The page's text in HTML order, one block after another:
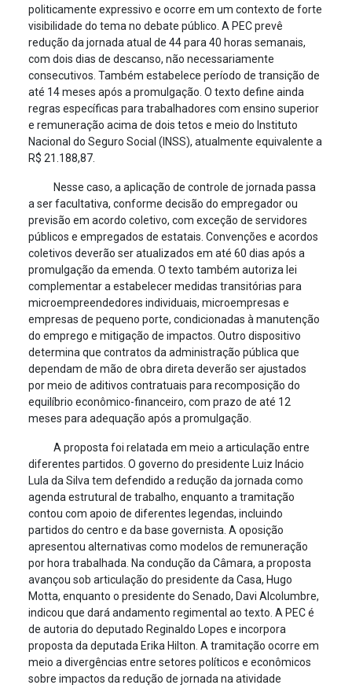
politicamente expressivo e ocorre em um contexto de forte
visibilidade do tema no debate público. A PEC prevê
redução da jornada atual de 44 para 40 horas semanais,
com dois dias de descanso, não necessariamente
consecutivos. Também estabelece período de transição de
até 14 meses após a promulgação. O texto define ainda
regras específicas para trabalhadores com ensino superior
e remuneração acima de dois tetos e meio do Instituto
Nacional do Seguro Social (INSS), atualmente equivalente a
R$ 21.188,87.
Nesse caso, a aplicação de controle de jornada passa
a ser facultativa, conforme decisão do empregador ou
previsão em acordo coletivo, com exceção de servidores
públicos e empregados de estatais. Convenções e acordos
coletivos deverão ser atualizados em até 60 dias após a
promulgação da emenda. O texto também autoriza lei
complementar a estabelecer medidas transitórias para
microempreendedores individuais, microempresas e
empresas de pequeno porte, condicionadas à manutenção
do emprego e mitigação de impactos. Outro dispositivo
determina que contratos da administração pública que
dependam de mão de obra direta deverão ser ajustados
por meio de aditivos contratuais para recomposição do
equilíbrio econômico-financeiro, com prazo de até 12
meses para adequação após a promulgação.
A proposta foi relatada em meio a articulação entre
diferentes partidos. O governo do presidente Luiz Inácio
Lula da Silva tem defendido a redução da jornada como
agenda estrutural de trabalho, enquanto a tramitação
contou com apoio de diferentes legendas, incluindo
partidos do centro e da base governista. A oposição
apresentou alternativas como modelos de remuneração
por hora trabalhada. Na condução da Câmara, a proposta
avançou sob articulação do presidente da Casa, Hugo
Motta, enquanto o presidente do Senado, Davi Alcolumbre,
indicou que dará andamento regimental ao texto. A PEC é
de autoria do deputado Reginaldo Lopes e incorpora
proposta da deputada Erika Hilton. A tramitação ocorre em
meio a divergências entre setores políticos e econômicos
sobre impactos da redução de jornada na atividade